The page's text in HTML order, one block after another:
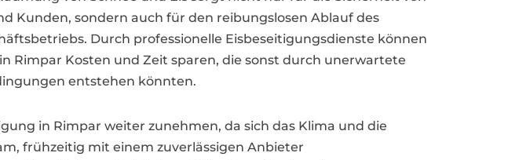
Kunden, sondern auch für den reibungslosen Ablauf des
Durch professionelle Eisbeseitigungsdienste können
Rimpar Kosten und Zeit sparen, die sonst durch unerwartete
entstehen könnten.
in Rimpar weiter zunehmen, da sich das Klima und die
frühzeitig mit einem zuverlässigen Anbieter